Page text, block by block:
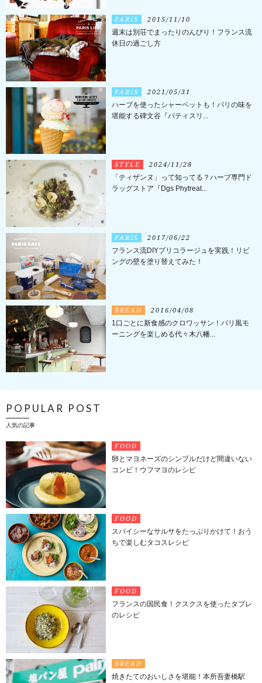
PARIS 2015/11/10
週末は別荘でまったりのんびり！フランス流
休日の過ごし方
PARIS 2021/05/31
ハーブを使ったシャーベットも！パリの味を
堪能する碑文谷『パティスリ...
STYLE 2024/11/28
「ティザンヌ」って知ってる？ハーブ専門ド
ラッグストア『Dgs Phytreat...
PARIS 2017/06/22
フランス流DIYブリコラージュを実践！リビ
ングの壁を塗り替えてみた！
BREAD 2016/04/08
1口ごとに新食感のクロワッサン！パリ風モ
ーニングを楽しめる代々木八幡...
POPULAR POST
人気の記事
FOOD
卵とマヨネーズのシンプルだけど間違いない
コンビ！ウフマヨのレシピ
FOOD
スパイシーなサルサをたっぷりかけて！おう
ちで楽しむタコスレシピ
FOOD
フランスの国民食！クスクスを使ったタブレ
のレシピ
BREAD
焼きたてのおいしさを堪能！本所吾妻橋駅